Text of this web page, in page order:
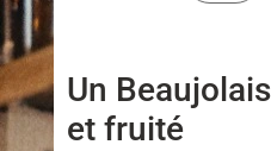
Un
et fruité